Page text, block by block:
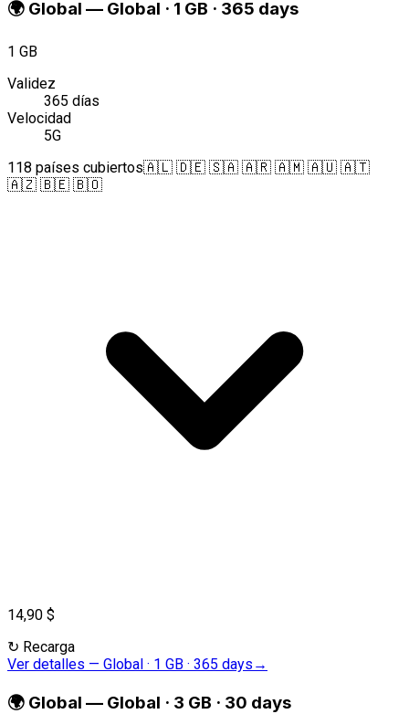
🌍 Global — Global · 1 GB · 365 days
1 GB
Validez
365 días
Velocidad
5G
118 países cubiertos🇦🇱 🇩🇪 🇸🇦 🇦🇷 🇦🇲 🇦🇺 🇦🇹
🇦🇿 🇧🇪 🇧🇴
14,90 $
↻ Recarga
Ver detalles — Global · 1 GB · 365 days →
🌍 Global — Global · 3 GB · 30 days